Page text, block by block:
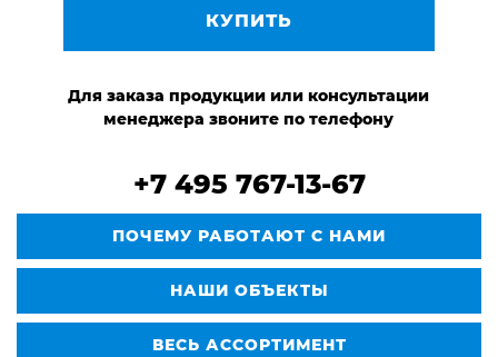
КУПИТЬ
Для заказа продукции или консультации
менеджера звоните по телефону
+7 495 767-13-67
ПОЧЕМУ РАБОТАЮТ С НАМИ
НАШИ ОБЪЕКТЫ
ВЕСЬ АССОРТИМЕНТ